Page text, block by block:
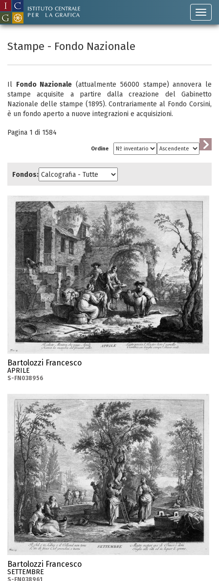
Stampe - Fondo Nazionale
Il Fondo Nazionale (attualmente 56000 stampe) annovera le
stampe acquisite a partire dalla creazione del Gabinetto
Nazionale delle stampe (1895). Contrariamente al Fondo Corsini,
è un fondo aperto a nuove integrazioni e acquisizioni.
Pagina 1 di 1584
Ordine
Fondos:
Bartolozzi Francesco
APRILE
S-FN038956
Bartolozzi Francesco
SETTEMBRE
S-FN038961